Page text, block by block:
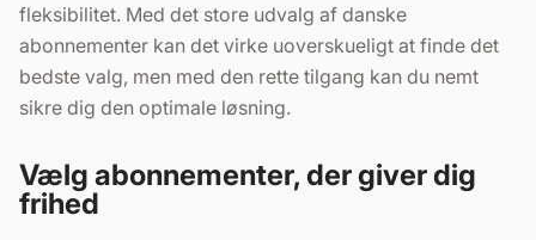
fleksibilitet. Med det store udvalg af danske
abonnementer kan det virke uoverskueligt at finde det
bedste valg, men med den rette tilgang kan du nemt
sikre dig den optimale løsning.
Vælg abonnementer, der giver dig
frihed